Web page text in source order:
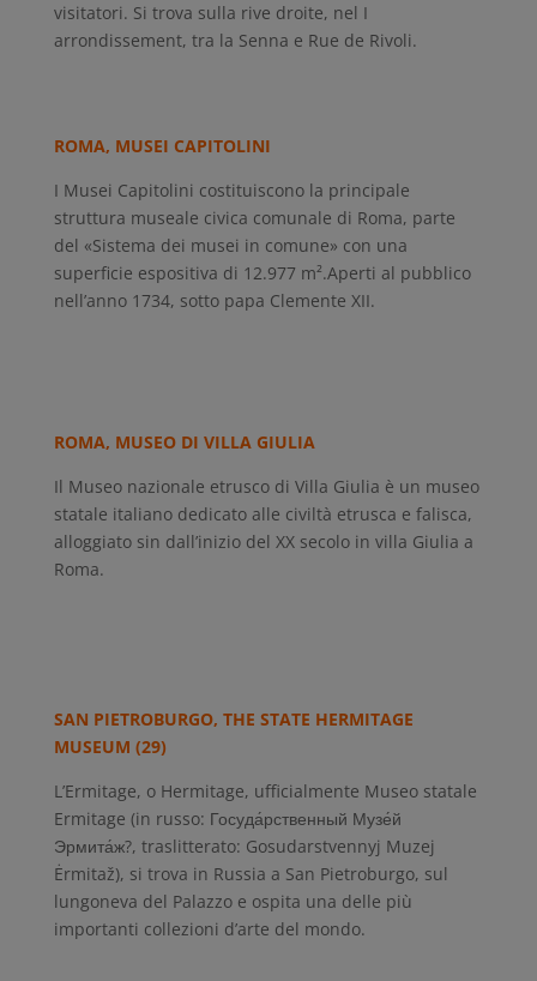
visitatori. Si trova sulla rive droite, nel I
arrondissement, tra la Senna e Rue de Rivoli.
ROMA, MUSEI CAPITOLINI
I Musei Capitolini costituiscono la principale
struttura museale civica comunale di Roma, parte
del «Sistema dei musei in comune» con una
superficie espositiva di 12.977 m².Aperti al pubblico
nell’anno 1734, sotto papa Clemente XII.
ROMA, MUSEO DI VILLA GIULIA
Il Museo nazionale etrusco di Villa Giulia è un museo
statale italiano dedicato alle civiltà etrusca e falisca,
alloggiato sin dall’inizio del XX secolo in villa Giulia a
Roma.
SAN PIETROBURGO, THE STATE HERMITAGE
MUSEUM (29)
L’Ermitage, o Hermitage, ufficialmente Museo statale
Ermitage (in russo: Госуда́рственный Музе́й
Эрмита́ж?, traslitterato: Gosudarstvennyj Muzej
Ėrmitaž), si trova in Russia a San Pietroburgo, sul
lungoneva del Palazzo e ospita una delle più
importanti collezioni d’arte del mondo.